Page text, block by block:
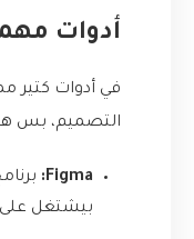
أدوات
في أدوات كتير
التصميم، بس
Figma:
بيشتغل